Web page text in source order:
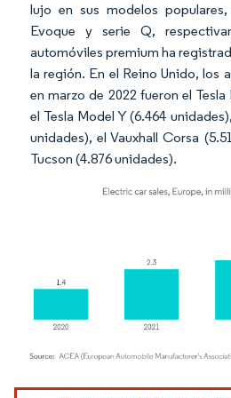
lujo en sus modelos
Evoque y serie Q,
automóviles premium ha
la región. En el Reino Unido, los
en marzo de 2022 fueron el
el Tesla Model Y (6.464
unidades), el Vauxhall Corsa
Tucson (4.876 unidades).
Imagen © Mordor Intelligence. El uso